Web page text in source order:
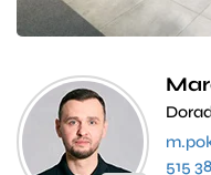
515